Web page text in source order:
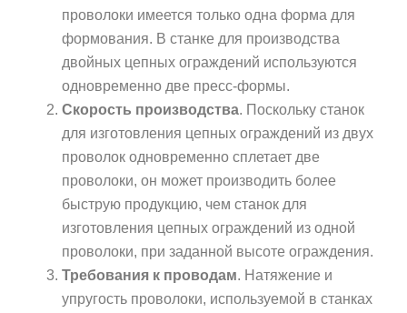
проволоки имеется только одна форма для
формования. В станке для производства
двойных цепных ограждений используются
одновременно две пресс-формы.
Скорость производства. Поскольку станок
для изготовления цепных ограждений из двух
проволок одновременно сплетает две
проволоки, он может производить более
быструю продукцию, чем станок для
изготовления цепных ограждений из одной
проволоки, при заданной высоте ограждения.
Требования к проводам. Натяжение и
упругость проволоки, используемой в станках